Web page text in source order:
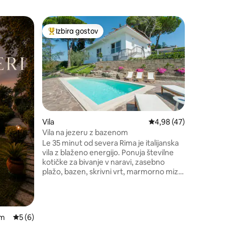
Povprečna ocena: 5 od 5, št. mnenj: 6
5 (6)
Najbolj priljubljena prenočišča z značko »Izbira
Izbira gostov
Vila Povprečna ocena:
4,98 (47)
Vila na jezeru z bazenom
Le 35 minut od severa Rima je italijanska
vila z blaženo energijo. Ponuja številne
kotičke za bivanje v naravi, zasebno
plažo, bazen, skrivni vrt, marmorno mizo,